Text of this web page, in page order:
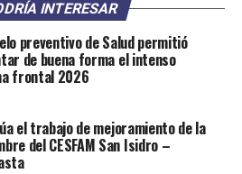
INTERESAR
preventivo de Salud permitió
de buena forma el intenso
frontal 2026
el trabajo de mejoramiento de la
del CESFAM San Isidro –